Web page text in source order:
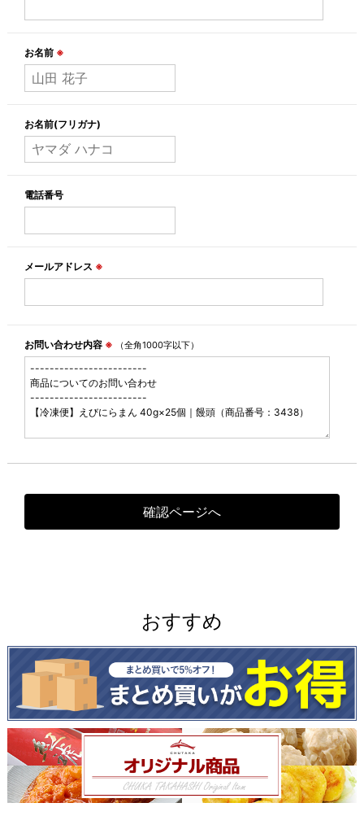
お名前 ※
お名前(フリガナ)
電話番号
メールアドレス ※
お問い合わせ内容 ※ （全角1000字以下）
おすすめ